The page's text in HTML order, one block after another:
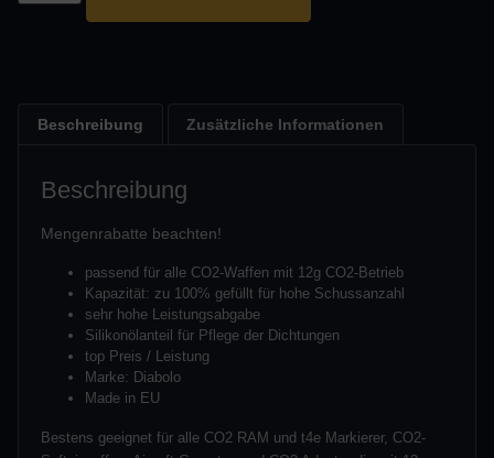
Beschreibung Zusätzliche Informationen
Beschreibung
Mengenrabatte beachten!
passend für alle CO2-Waffen mit 12g CO2-Betrieb
Kapazität: zu 100% gefüllt für hohe Schussanzahl
sehr hohe Leistungsabgabe
Silikonölanteil für Pflege der Dichtungen
top Preis / Leistung
Marke: Diabolo
Made in EU
Bestens geeignet für alle CO2 RAM und t4e Markierer, CO2-